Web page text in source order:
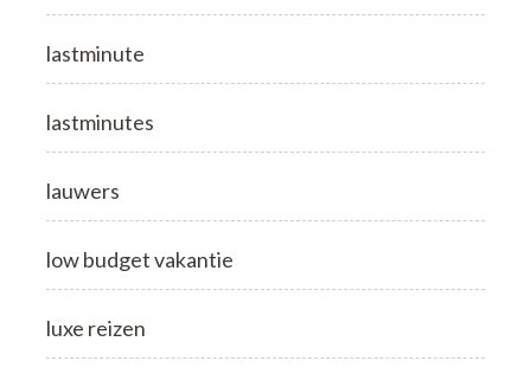
lastminute
lastminutes
lauwers
low budget vakantie
luxe reizen